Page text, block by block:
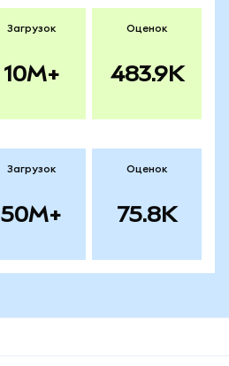
Загрузок
10M+
Оценок
483.9K
Загрузок
50M+
Оценок
75.8K